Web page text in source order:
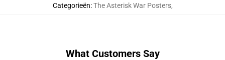
Categorieën:The Asterisk War Posters,
What Customers Say